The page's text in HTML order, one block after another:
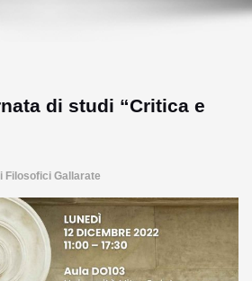
di studi “Critica e
Filosofici Gallarate